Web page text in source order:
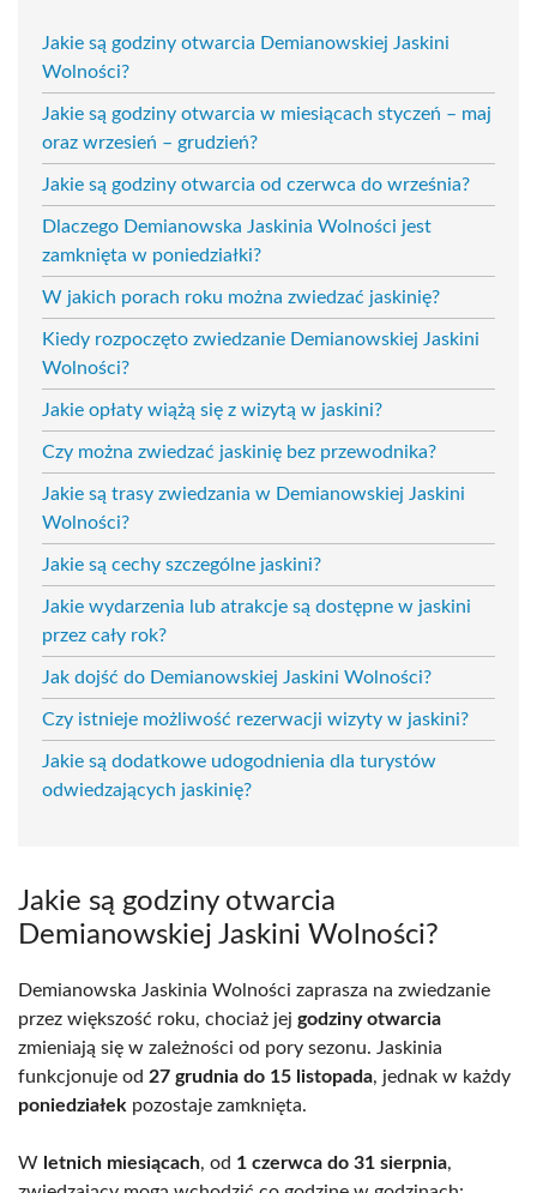
Jakie są godziny otwarcia Demianowskiej Jaskini
Wolności?
Jakie są godziny otwarcia w miesiącach styczeń – maj
oraz wrzesień – grudzień?
Jakie są godziny otwarcia od czerwca do września?
Dlaczego Demianowska Jaskinia Wolności jest
zamknięta w poniedziałki?
W jakich porach roku można zwiedzać jaskinię?
Kiedy rozpoczęto zwiedzanie Demianowskiej Jaskini
Wolności?
Jakie opłaty wiążą się z wizytą w jaskini?
Czy można zwiedzać jaskinię bez przewodnika?
Jakie są trasy zwiedzania w Demianowskiej Jaskini
Wolności?
Jakie są cechy szczególne jaskini?
Jakie wydarzenia lub atrakcje są dostępne w jaskini
przez cały rok?
Jak dojść do Demianowskiej Jaskini Wolności?
Czy istnieje możliwość rezerwacji wizyty w jaskini?
Jakie są dodatkowe udogodnienia dla turystów
odwiedzających jaskinię?
Jakie są godziny otwarcia
Demianowskiej Jaskini Wolności?
Demianowska Jaskinia Wolności zaprasza na zwiedzanie
przez większość roku, chociaż jej godziny otwarcia
zmieniają się w zależności od pory sezonu. Jaskinia
funkcjonuje od 27 grudnia do 15 listopada, jednak w każdy
poniedziałek pozostaje zamknięta.
W letnich miesiącach, od 1 czerwca do 31 sierpnia,